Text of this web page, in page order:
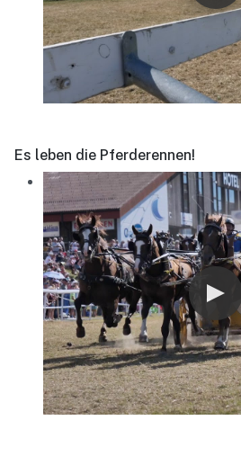
Es leben die Pferderennen!